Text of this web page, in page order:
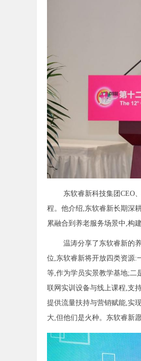
东软睿新科技集团CEO
程。他介绍,东软睿新长期深
累融合到养老服务场景中,构
温涛分享了东软睿新的
位,东软睿新将开放四类资源:
等,作为学员实景教学基地;二
联网实训设备与线上课程,支
提供流量扶持与营销赋能,实
大,但他们是火种。东软睿新